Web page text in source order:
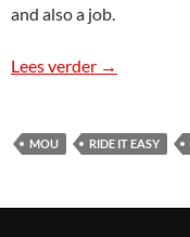
and also a job.
Lees verder Mou uit Riva
→
MOU RIDE IT EASY